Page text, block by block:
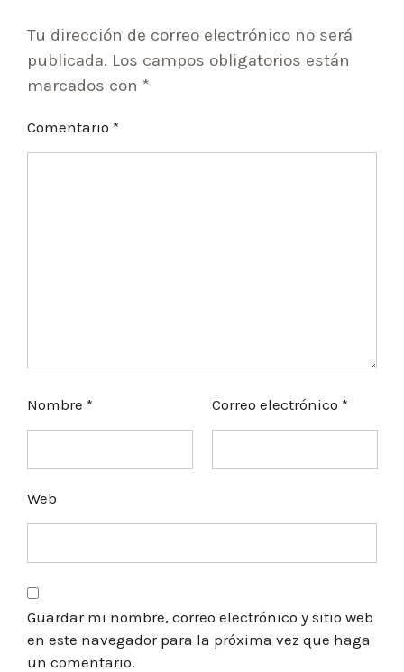
Tu dirección de correo electrónico no será
publicada. Los campos obligatorios están
marcados con *
Comentario *
Nombre * Correo electrónico *
Web
Guardar mi nombre, correo electrónico y sitio web
en este navegador para la próxima vez que haga
un comentario.